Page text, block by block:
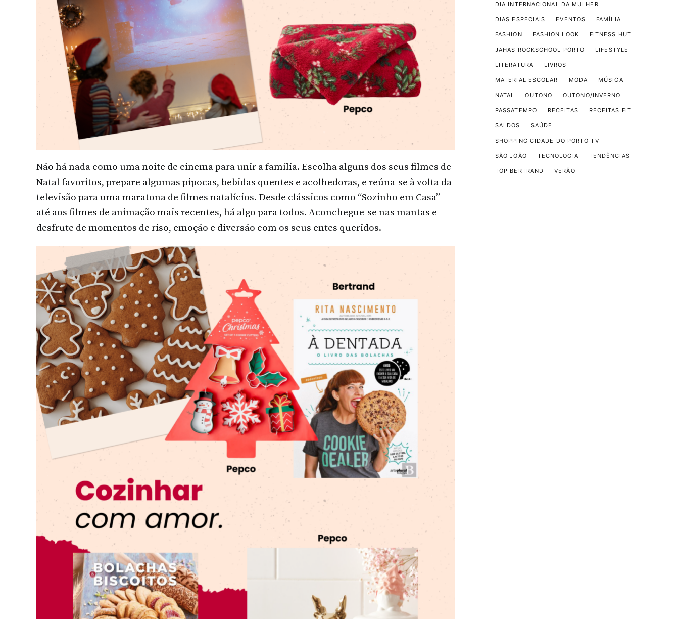
Não há nada como uma noite de cinema para unir a família. Escolha alguns dos seus filmes de
Natal favoritos, prepare algumas pipocas, bebidas quentes e acolhedoras, e reúna-se à volta da
televisão para uma maratona de filmes natalícios. Desde clássicos como “Sozinho em Casa”
até aos filmes de animação mais recentes, há algo para todos. Aconchegue-se nas mantas e
desfrute de momentos de riso, emoção e diversão com os seus entes queridos.
DIA INTERNACIONAL DA MULHER
DIAS ESPECIAIS EVENTOS FAMÍLIA
FASHION FASHION LOOK FITNESS HUT
JAHAS ROCKSCHOOL PORTO LIFESTYLE
LITERATURA LIVROS
MATERIAL ESCOLAR MODA MÚSICA
NATAL OUTONO OUTONO/INVERNO
PASSATEMPO RECEITAS RECEITAS FIT
SALDOS SAÚDE
SHOPPING CIDADE DO PORTO TV
SÃO JOÃO TECNOLOGIA TENDÊNCIAS
TOP BERTRAND VERÃO